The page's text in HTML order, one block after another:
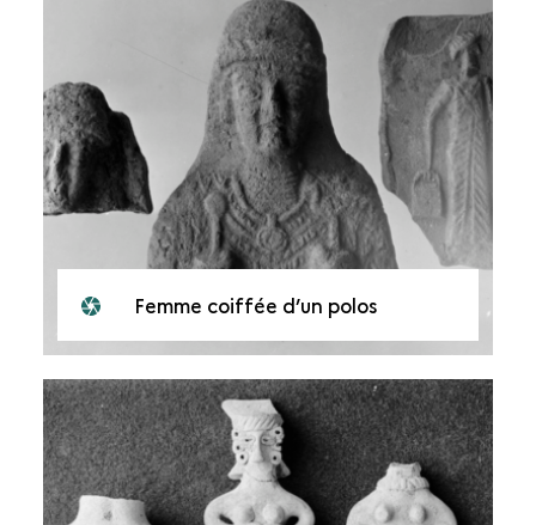
Femme coiffée d’un polos